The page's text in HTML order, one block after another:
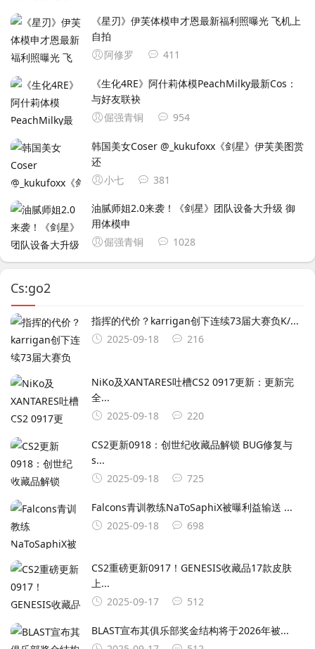
《星刃》伊芙体模申才恩最新福利照曝光 飞机上
自拍
阿修罗
411
《生化4RE》阿什莉体模PeachMilky最新Cos：
与好友联袂
倔强青铜
954
韩国美女Coser ‌@_kukufoxx《剑星》伊芙美图赏
还
小七
381
油腻师姐2.0来袭！《剑星》团队设备大升级 御
用体模申
倔强青铜
1028
Cs:go2
指挥的代价？karrigan创下连续73届大赛负K/...
2025-09-18
216
NiKo及XANTARES吐槽CS2 0917更新：更新完
全...
2025-09-18
220
CS2更新0918：创世纪收藏品解锁 BUG修复与
s...
2025-09-18
725
Falcons青训教练NaToSaphiX被曝利益输送 ...
2025-09-18
698
CS2重磅更新0917！GENESIS收藏品17款皮肤
上...
2025-09-17
512
BLAST宣布其俱乐部奖金结构将于2026年被...